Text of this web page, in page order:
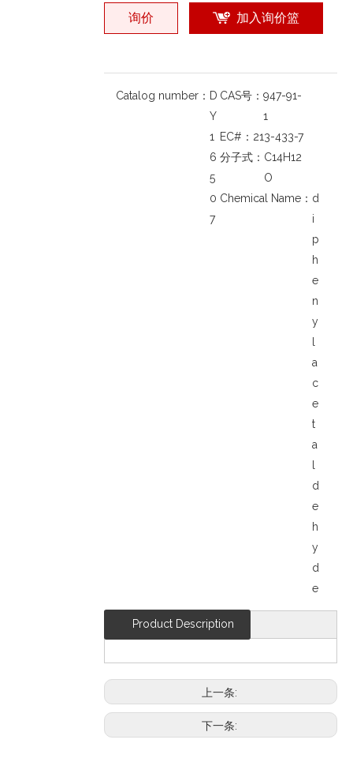
询价 加入询价篮
Catalog number： D
Y
1
6
5
0
7
CAS号：947-91-
1
EC#： 213-433-7
分子式： C14H12
O
Chemical Name： d
i
p
h
e
n
y
a
c
e
t
a
d
e
h
y
d
e
Product Description
上一条:
下一条: